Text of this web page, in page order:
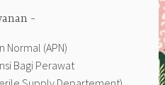
Normal (APN)
Bagi Perawat